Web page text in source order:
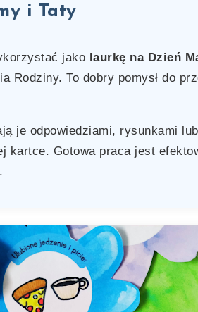
i Taty
jako laurkę na Dzień
Rodziny. To dobry pomysł do
je odpowiedziami, rysunkami
kartce. Gotowa praca jest